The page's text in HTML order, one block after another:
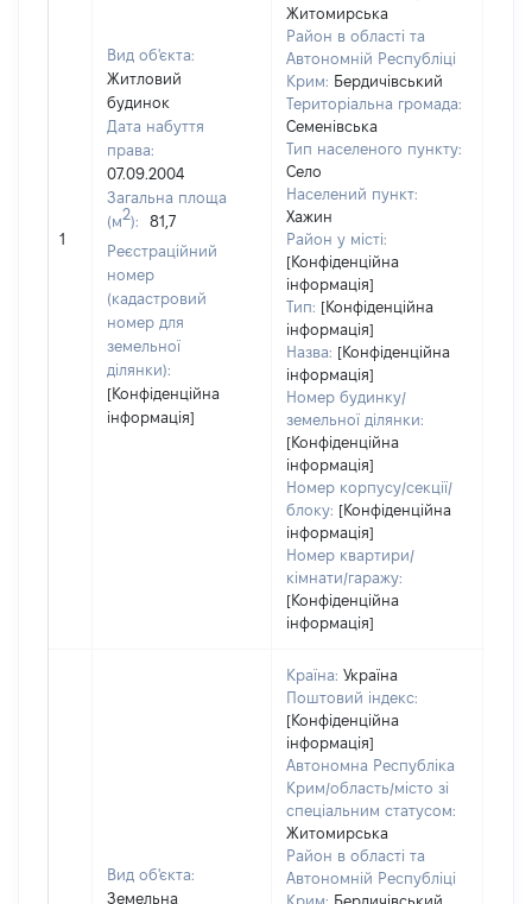
1
Вид об'єкта:
Житловий
будинок
Дата набуття
права:
07.09.2004
Загальна площа
(м2):
81,7
Реєстраційний
номер
(кадастровий
номер для
земельної
ділянки):
[Конфіденційна
інформація]
Житомирська
Район в області та
Автономній Республіці
Крим: Бердичівський
Територіальна громада:
Семенівська
Тип населеного пункту:
Село
Населений пункт:
Хажин
Район у місті:
[Конфіденційна
інформація]
Тип: [Конфіденційна
інформація]
Назва: [Конфіденційна
інформація]
Номер будинку/
земельної ділянки:
[Конфіденційна
інформація]
Номер корпусу/секції/
блоку: [Конфіденційна
інформація]
Номер квартири/
кімнати/гаражу:
[Конфіденційна
інформація]
Вид об'єкта:
Земельна
Країна: Україна
Поштовий індекс:
[Конфіденційна
інформація]
Автономна Республіка
Крим/область/місто зі
спеціальним статусом:
Житомирська
Район в області та
Автономній Республіці
Крим: Бердичівський